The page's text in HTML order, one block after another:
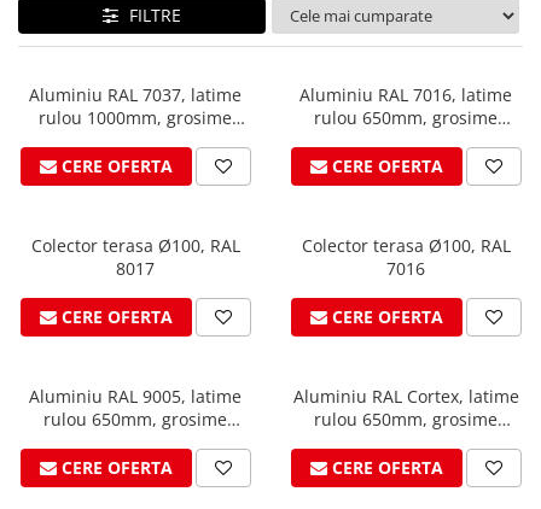
Foarfeci cu taiere dreapta
Foarfeci pentru crestaturi
Seturi foarfeci
Clesti
Clesti 45°
Clesti drepti
Clesti inchidere falt
Clesti din aluminiu
Clesti inchidere in streasina
Clesti mari
Clesti blocatori
Clesti de sficuit
Clesti inchidere capace atic
FILTRE
Aluminiu RAL 7037, latime
rulou 1000mm, grosime
CERE OFERTA
Aluminiu RAL 7016, latime
rulou 650mm, grosime
CERE OFERTA
Colector terasa Ø100, RAL
8017
CERE OFERTA
Colector terasa Ø100, RAL
7016
CERE OFERTA
Aluminiu RAL 9005, latime
rulou 650mm, grosime
CERE OFERTA
Aluminiu RAL Cortex, latime
rulou 650mm, grosime
CERE OFERTA